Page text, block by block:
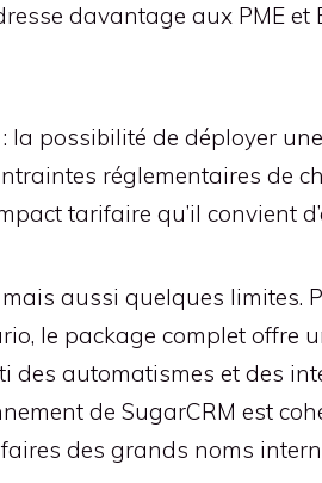
davantage aux PME
la possibilité de déployer
réglementaires de
tarifaire qu’il convient
aussi quelques limites.
le package complet offre
automatismes et des
de SugarCRM est
des grands noms